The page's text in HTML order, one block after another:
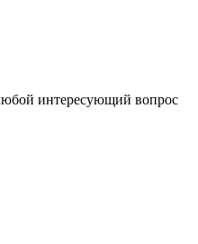
интересующий вопрос